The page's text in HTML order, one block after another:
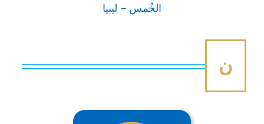
الخُمس – ليبيا
ن